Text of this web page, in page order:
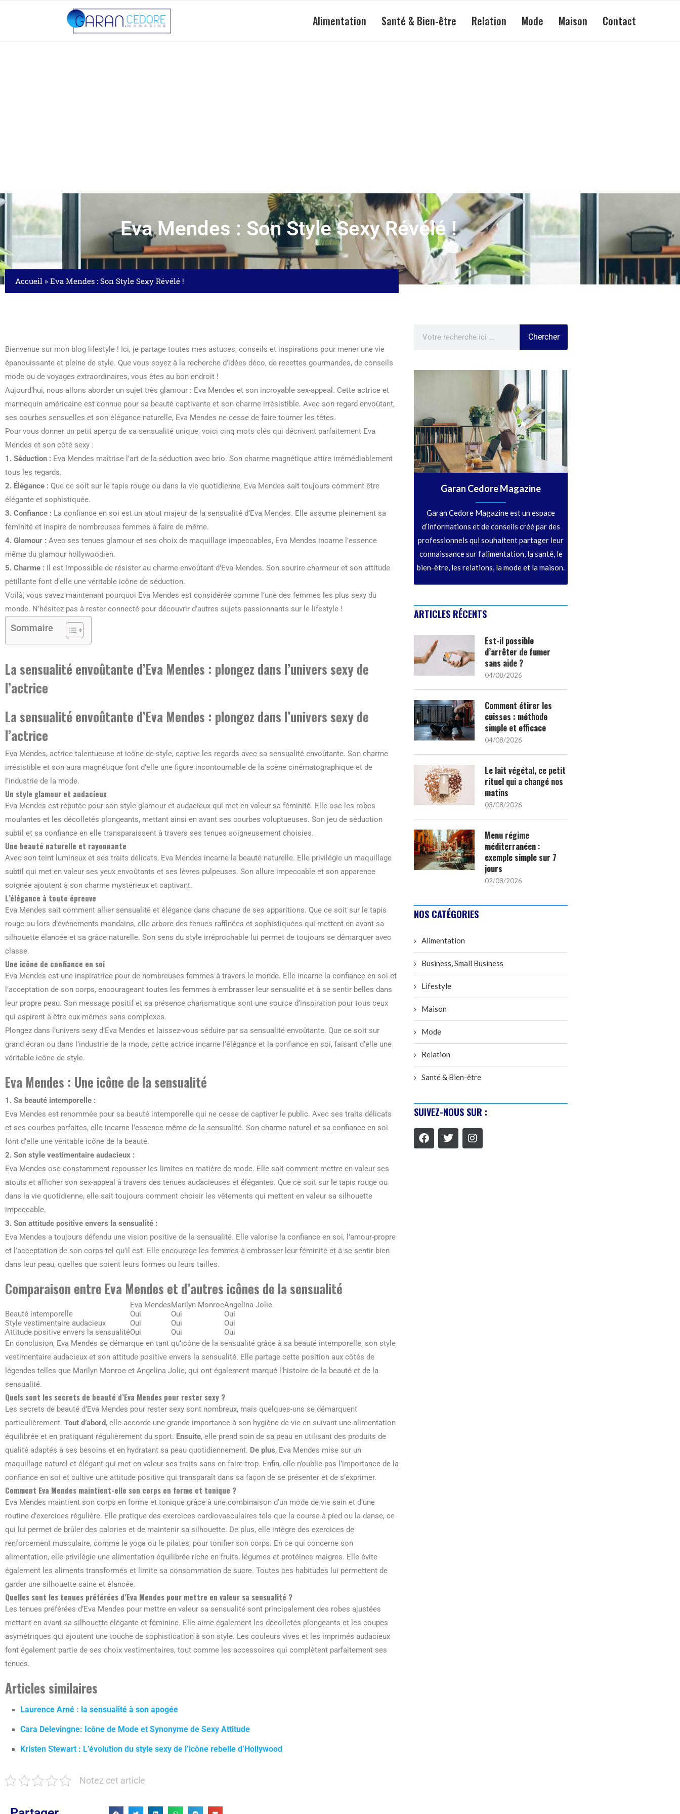
Alimentation Santé & Bien-être Relation Mode Maison Contact
Eva Mendes : Son Style Sexy Révélé !
Accueil » Eva Mendes : Son Style Sexy Révélé !
Bienvenue sur mon blog lifestyle ! Ici, je partage toutes mes astuces, conseils et inspirations pour mener une vie
épanouissante et pleine de style. Que vous soyez à la recherche d’idées déco, de recettes gourmandes, de conseils
mode ou de voyages extraordinaires, vous êtes au bon endroit !
Aujourd’hui, nous allons aborder un sujet très glamour : Eva Mendes et son incroyable sex-appeal. Cette actrice et
mannequin américaine est connue pour sa beauté captivante et son charme irrésistible. Avec son regard envoûtant,
ses courbes sensuelles et son élégance naturelle, Eva Mendes ne cesse de faire tourner les têtes.
Pour vous donner un petit aperçu de sa sensualité unique, voici cinq mots clés qui décrivent parfaitement Eva
Mendes et son côté sexy :
1. Séduction : Eva Mendes maîtrise l’art de la séduction avec brio. Son charme magnétique attire irrémédiablement
tous les regards.
2. Élégance : Que ce soit sur le tapis rouge ou dans la vie quotidienne, Eva Mendes sait toujours comment être
élégante et sophistiquée.
3. Confiance : La confiance en soi est un atout majeur de la sensualité d’Eva Mendes. Elle assume pleinement sa
féminité et inspire de nombreuses femmes à faire de même.
4. Glamour : Avec ses tenues glamour et ses choix de maquillage impeccables, Eva Mendes incarne l’essence
même du glamour hollywoodien.
5. Charme : Il est impossible de résister au charme envoûtant d’Eva Mendes. Son sourire charmeur et son attitude
pétillante font d’elle une véritable icône de séduction.
Voilà, vous savez maintenant pourquoi Eva Mendes est considérée comme l’une des femmes les plus sexy du
monde. N’hésitez pas à rester connecté pour découvrir d’autres sujets passionnants sur le lifestyle !
Sommaire
La sensualité envoûtante d’Eva Mendes : plongez dans l’univers sexy de
l’actrice
La sensualité envoûtante d’Eva Mendes : plongez dans l’univers sexy de
l’actrice
Eva Mendes, actrice talentueuse et icône de style, captive les regards avec sa sensualité envoûtante. Son charme
irrésistible et son aura magnétique font d’elle une figure incontournable de la scène cinématographique et de
l’industrie de la mode.
Un style glamour et audacieux
Eva Mendes est réputée pour son style glamour et audacieux qui met en valeur sa féminité. Elle ose les robes
moulantes et les décolletés plongeants, mettant ainsi en avant ses courbes voluptueuses. Son jeu de séduction
subtil et sa confiance en elle transparaissent à travers ses tenues soigneusement choisies.
Une beauté naturelle et rayonnante
Avec son teint lumineux et ses traits délicats, Eva Mendes incarne la beauté naturelle. Elle privilégie un maquillage
subtil qui met en valeur ses yeux envoûtants et ses lèvres pulpeuses. Son allure impeccable et son apparence
soignée ajoutent à son charme mystérieux et captivant.
L’élégance à toute épreuve
Eva Mendes sait comment allier sensualité et élégance dans chacune de ses apparitions. Que ce soit sur le tapis
rouge ou lors d’événements mondains, elle arbore des tenues raffinées et sophistiquées qui mettent en avant sa
silhouette élancée et sa grâce naturelle. Son sens du style irréprochable lui permet de toujours se démarquer avec
classe.
Une icône de confiance en soi
Eva Mendes est une inspiratrice pour de nombreuses femmes à travers le monde. Elle incarne la confiance en soi et
l’acceptation de son corps, encourageant toutes les femmes à embrasser leur sensualité et à se sentir belles dans
leur propre peau. Son message positif et sa présence charismatique sont une source d’inspiration pour tous ceux
qui aspirent à être eux-mêmes sans complexes.
Plongez dans l’univers sexy d’Eva Mendes et laissez-vous séduire par sa sensualité envoûtante. Que ce soit sur
grand écran ou dans l’industrie de la mode, cette actrice incarne l’élégance et la confiance en soi, faisant d’elle une
véritable icône de style.
Eva Mendes : Une icône de la sensualité
1. Sa beauté intemporelle :
Eva Mendes est renommée pour sa beauté intemporelle qui ne cesse de captiver le public. Avec ses traits délicats
et ses courbes parfaites, elle incarne l’essence même de la sensualité. Son charme naturel et sa confiance en soi
font d’elle une véritable icône de la beauté.
2. Son style vestimentaire audacieux :
Eva Mendes ose constamment repousser les limites en matière de mode. Elle sait comment mettre en valeur ses
atouts et afficher son sex-appeal à travers des tenues audacieuses et élégantes. Que ce soit sur le tapis rouge ou
dans la vie quotidienne, elle sait toujours comment choisir les vêtements qui mettent en valeur sa silhouette
impeccable.
3. Son attitude positive envers la sensualité :
Eva Mendes a toujours défendu une vision positive de la sensualité. Elle valorise la confiance en soi, l’amour-propre
et l’acceptation de son corps tel qu’il est. Elle encourage les femmes à embrasser leur féminité et à se sentir bien
dans leur peau, quelles que soient leurs formes ou leurs tailles.
Comparaison entre Eva Mendes et d’autres icônes de la sensualité
Eva MendesMarilyn MonroeAngelina Jolie
Beauté intemporelle
Oui Oui
Oui
Style vestimentaire audacieux
Oui Oui
Oui
Attitude positive envers la sensualitéOui Oui
Oui
En conclusion, Eva Mendes se démarque en tant qu’icône de la sensualité grâce à sa beauté intemporelle, son style
vestimentaire audacieux et son attitude positive envers la sensualité. Elle partage cette position aux côtés de
légendes telles que Marilyn Monroe et Angelina Jolie, qui ont également marqué l’histoire de la beauté et de la
sensualité.
Quels sont les secrets de beauté d’Eva Mendes pour rester sexy ?
Les secrets de beauté d’Eva Mendes pour rester sexy sont nombreux, mais quelques-uns se démarquent
particulièrement. Tout d’abord, elle accorde une grande importance à son hygiène de vie en suivant une alimentation
équilibrée et en pratiquant régulièrement du sport. Ensuite, elle prend soin de sa peau en utilisant des produits de
qualité adaptés à ses besoins et en hydratant sa peau quotidiennement. De plus, Eva Mendes mise sur un
maquillage naturel et élégant qui met en valeur ses traits sans en faire trop. Enfin, elle n’oublie pas l’importance de la
confiance en soi et cultive une attitude positive qui transparaît dans sa façon de se présenter et de s’exprimer.
Comment Eva Mendes maintient-elle son corps en forme et tonique ?
Eva Mendes maintient son corps en forme et tonique grâce à une combinaison d’un mode de vie sain et d’une
routine d’exercices régulière. Elle pratique des exercices cardiovasculaires tels que la course à pied ou la danse, ce
qui lui permet de brûler des calories et de maintenir sa silhouette. De plus, elle intègre des exercices de
renforcement musculaire, comme le yoga ou le pilates, pour tonifier son corps. En ce qui concerne son
alimentation, elle privilégie une alimentation équilibrée riche en fruits, légumes et protéines maigres. Elle évite
également les aliments transformés et limite sa consommation de sucre. Toutes ces habitudes lui permettent de
garder une silhouette saine et élancée.
Quelles sont les tenues préférées d’Eva Mendes pour mettre en valeur sa sensualité ?
Les tenues préférées d’Eva Mendes pour mettre en valeur sa sensualité sont principalement des robes ajustées
mettant en avant sa silhouette élégante et féminine. Elle aime également les décolletés plongeants et les coupes
asymétriques qui ajoutent une touche de sophistication à son style. Les couleurs vives et les imprimés audacieux
font également partie de ses choix vestimentaires, tout comme les accessoires qui complètent parfaitement ses
tenues.
Articles similaires
Laurence Arné : la sensualité à son apogée
Cara Delevingne: Icône de Mode et Synonyme de Sexy Attitude
Kristen Stewart : L’évolution du style sexy de l’icône rebelle d’Hollywood
Notez cet article
Chercher
Garan Cedore Magazine
Garan Cedore Magazine est un espace
d’informations et de conseils créé par des
professionnels qui souhaitent partager leur
connaissance sur l’alimentation, la santé, le
bien-être, les relations, la mode et la maison.
ARTICLES RÉCENTS
Est-il possible
d’arrêter de fumer
sans aide ?
04/08/2026
Comment étirer les
cuisses : méthode
simple et efficace
04/08/2026
Le lait végétal, ce petit
rituel qui a changé nos
matins
03/08/2026
Menu régime
méditerranéen :
exemple simple sur 7
jours
02/08/2026
NOS CATÉGORIES
Alimentation
Business, Small Business
Lifestyle
Maison
Mode
Relation
Santé & Bien-être
SUIVEZ-NOUS SUR :